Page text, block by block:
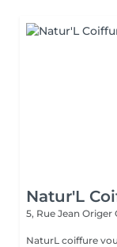
Natur'L
5, Rue Jean Origer
NaturL coiffure